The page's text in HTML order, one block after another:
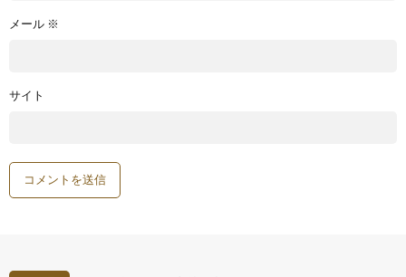
メール ※
サイト